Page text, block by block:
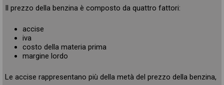
Il prezzo della benzina è composto da quattro fattori:
accise
iva
costo della materia prima
margine lordo
Le accise rappresentano più della metà del prezzo della benzina,